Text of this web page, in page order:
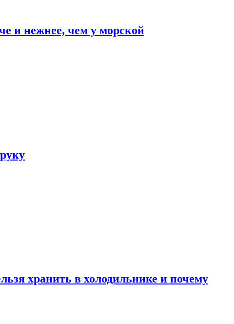
и нежнее, чем у морской
хранить в холодильнике и почему